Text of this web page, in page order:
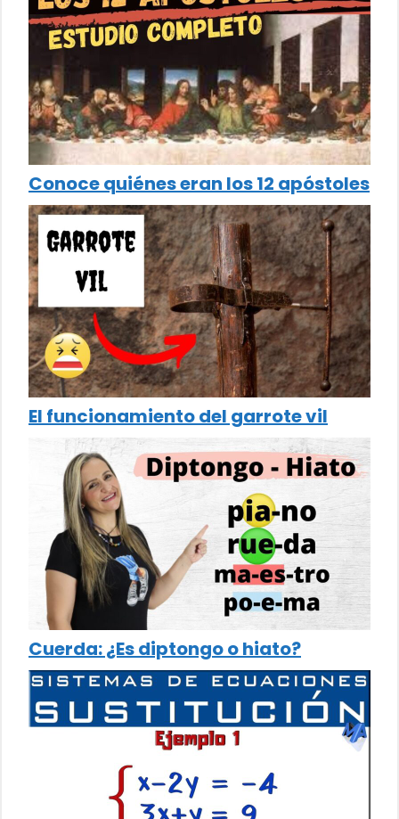
Conoce quiénes eran los 12 apóstoles
El funcionamiento del garrote vil
Cuerda: ¿Es diptongo o hiato?